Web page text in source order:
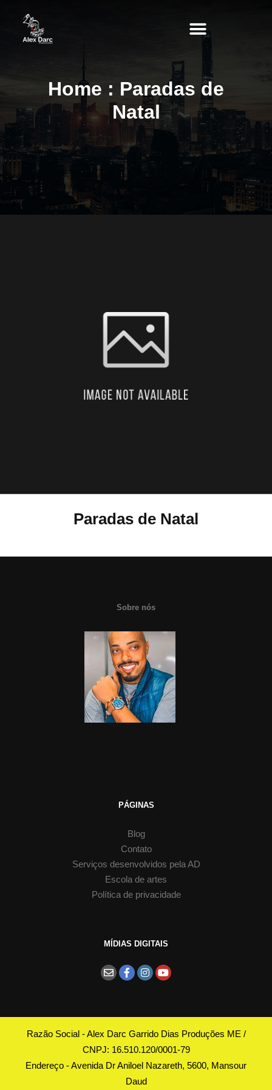
Home : Paradas de
Natal
Paradas de Natal
Sobre nós
PÁGINAS
Blog
Contato
Serviços desenvolvidos pela AD
Escola de artes
Política de privacidade
MÍDIAS DIGITAIS
Razão Social - Alex Darc Garrido Dias Produções ME /
CNPJ: 16.510.120/0001-79
Endereço - Avenida Dr Aniloel Nazareth, 5600, Mansour
Daud